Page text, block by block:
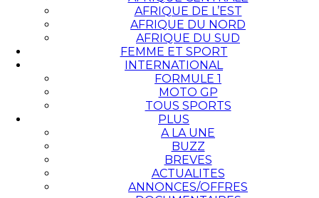
AFRIQUE DE L’EST
AFRIQUE DU NORD
AFRIQUE DU SUD
FEMME ET SPORT
INTERNATIONAL
FORMULE 1
MOTO GP
TOUS SPORTS
PLUS
A LA UNE
BUZZ
BREVES
ACTUALITES
ANNONCES/OFFRES